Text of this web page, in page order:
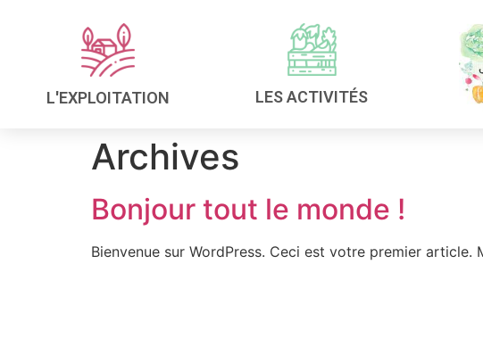
L'EXPLOITATION LES ACTIVITÉS
Archives
Bonjour tout le monde !
Bienvenue sur WordPress. Ceci est votre premier